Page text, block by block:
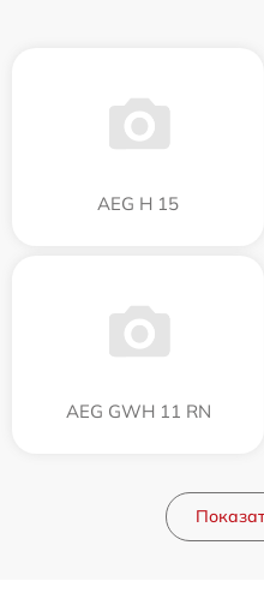
AEG H 15
AEG GWH 11 RN